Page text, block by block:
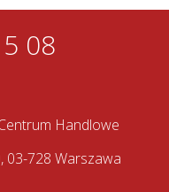
08
Handlowe
03-728 Warszawa